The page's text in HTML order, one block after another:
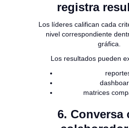
registra
Los líderes califican cada
nivel correspondiente
gráfica.
Los resultados pueden
matrices
6. Conversa